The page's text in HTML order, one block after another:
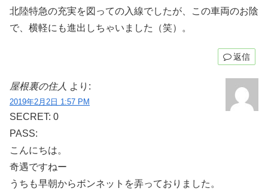
北陸特急の充実を図っての入線でしたが、この車両のお陰
で、横軽にも進出しちゃいました（笑）。
返信
屋根裏の住人 より:
2019年2月2日 1:57 PM
SECRET: 0
PASS:
こんにちは。
奇遇ですねー
うちも早朝からボンネットを弄っておりました。